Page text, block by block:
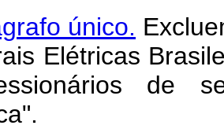
único.
Elétricas
de